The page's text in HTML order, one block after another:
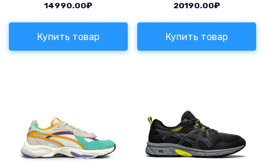
14990.00₽
Купить товар
20190.00₽
Купить товар